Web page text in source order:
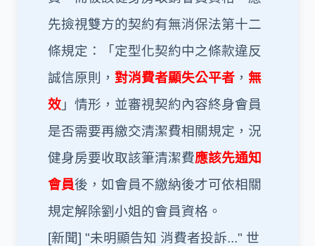
先撿視雙方的契約有無消保法第十二
條規定：「定型化契約中之條款違反
誠信原則， 對消費者顯失公平者 ， 無
效 」情形，並審視契約內容終身會員
是否需要再繳交清潔費相關規定，況
健身房要收取該筆清潔費應該先通知
會員後，如會員不繳納後才可依相關
規定解除劉小姐的會員資格。
[新聞] "未明顯告知 消費者投訴..." 世